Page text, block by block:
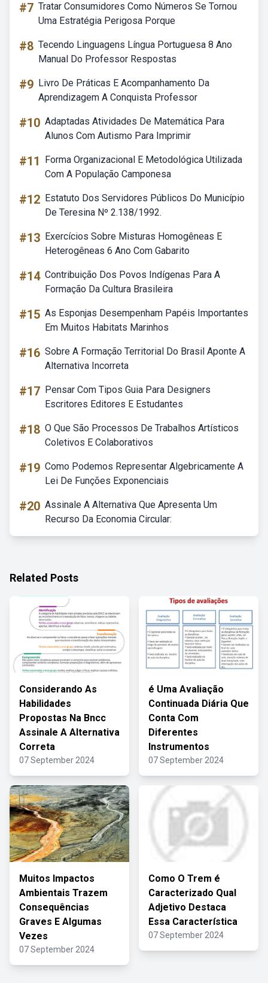
#7 Tratar Consumidores Como Números Se Tornou
Uma Estratégia Perigosa Porque
#8 Tecendo Linguagens Língua Portuguesa 8 Ano
Manual Do Professor Respostas
#9 Livro De Práticas E Acompanhamento Da
Aprendizagem A Conquista Professor
#10 Adaptadas Atividades De Matemática Para
Alunos Com Autismo Para Imprimir
#11
Forma Organizacional E Metodológica Utilizada
Com A População Camponesa
#12 Estatuto Dos Servidores Públicos Do Município
De Teresina Nº 2.138/1992.
#13 Exercícios Sobre Misturas Homogêneas E
Heterogêneas 6 Ano Com Gabarito
#14 Contribuição Dos Povos Indígenas Para A
Formação Da Cultura Brasileira
#15 As Esponjas Desempenham Papéis Importantes
Em Muitos Habitats Marinhos
#16 Sobre A Formação Territorial Do Brasil Aponte A
Alternativa Incorreta
#17 Pensar Com Tipos Guia Para Designers
Escritores Editores E Estudantes
#18 O Que São Processos De Trabalhos Artísticos
Coletivos E Colaborativos
#19 Como Podemos Representar Algebricamente A
Lei De Funções Exponenciais
#20 Assinale A Alternativa Que Apresenta Um
Recurso Da Economia Circular:
Related Posts
Considerando As
Habilidades
Propostas Na Bncc
Assinale A Alternativa
Correta
07 September 2024
é Uma Avaliação
Continuada Diária Que
Conta Com
Diferentes
Instrumentos
07 September 2024
Muitos Impactos
Ambientais Trazem
Consequências
Graves E Algumas
Vezes
07 September 2024
Como O Trem é
Caracterizado Qual
Adjetivo Destaca
Essa Característica
07 September 2024